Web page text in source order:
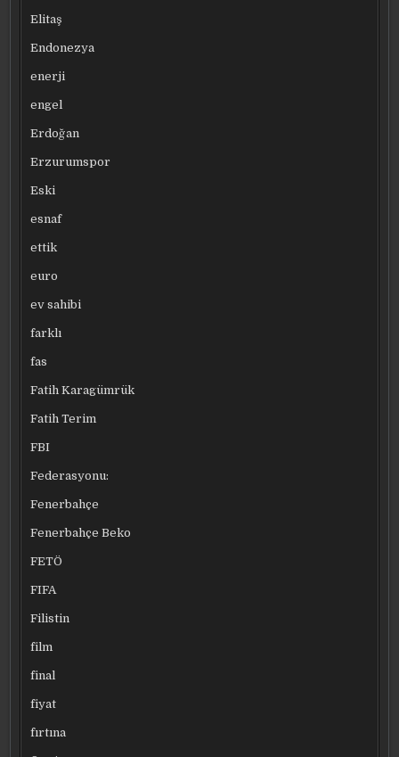
Elitaş
Endonezya
enerji
engel
Erdoğan
Erzurumspor
Eski
esnaf
ettik
euro
ev sahibi
farklı
fas
Fatih Karagümrük
Fatih Terim
FBI
Federasyonu:
Fenerbahçe
Fenerbahçe Beko
FETÖ
FIFA
Filistin
film
final
fiyat
fırtına